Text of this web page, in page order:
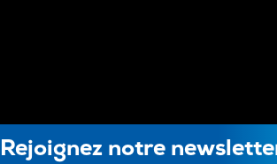
Rejoignez notre